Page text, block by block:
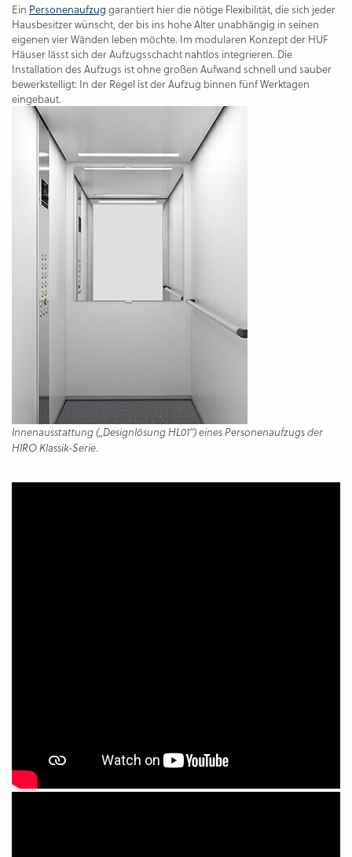
Ein Personenaufzug garantiert hier die nötige Flexibilität, die sich jeder
Hausbesitzer wünscht, der bis ins hohe Alter unabhängig in seinen
eigenen vier Wänden leben möchte. Im modularen Konzept der HUF
Häuser lässt sich der Aufzugsschacht nahtlos integrieren. Die
Installation des Aufzugs ist ohne großen Aufwand schnell und sauber
bewerkstelligt: In der Regel ist der Aufzug binnen fünf Werktagen
eingebaut.
Innenausstattung („Designlösung HL01“) eines Personenaufzugs der
HIRO Klassik-Serie.